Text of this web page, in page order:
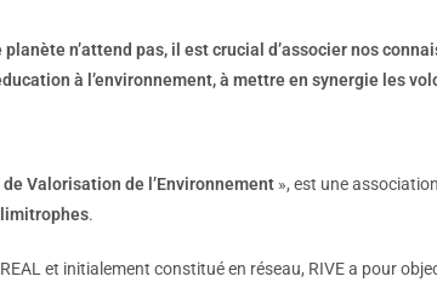
n’attend pas, il est crucial d’associer nos
à l’environnement, à mettre en synergie les
Valorisation de l’Environnement », est une
.
et initialement constitué en réseau, RIVE a pour